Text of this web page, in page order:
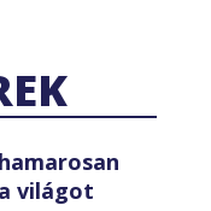
világot